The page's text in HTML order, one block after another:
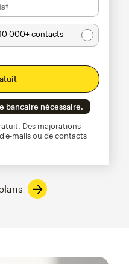
par mois†
000+ contacts
bancaire nécessaire.
. Des majorations
mails ou de contacts